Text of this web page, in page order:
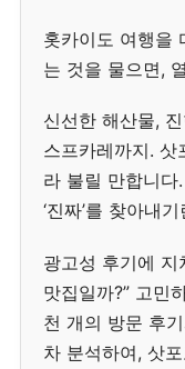
홋카이도 여행을
는 것을 물으면,
신선한 해산물,
스프카레까지. 삿
라 불릴 만합니
‘진짜’를 찾아내
광고성 후기에 지
맛집일까?” 고민
천 개의 방문 후
차 분석하여, 삿